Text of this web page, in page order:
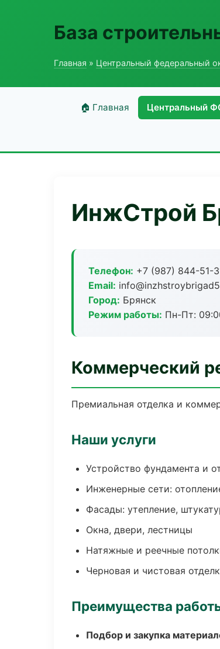
База
Главная » Центральный федеральный
🏠 Главная Центральный
ИнжСтрой
Телефон: +7 (987) 844-51-
Email:
Город: Брянск
Режим работы: Пн-Пт:
Коммерческий
Премиальная отделка и
Наши услуги
Устройство фундамента и
Инженерные сети:
Фасады: утепление,
Окна, двери, лестницы
Натяжные и реечные
Черновая и чистовая
Преимущества
Подбор и закупка